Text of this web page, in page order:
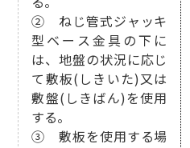
② ねじ管式ジャッキ
型ベース金具の下に
は、地盤の状況に応じ
て敷板(しきいた)又は
敷盤(しきばん)を使用
する。
③ 敷板を使用する場